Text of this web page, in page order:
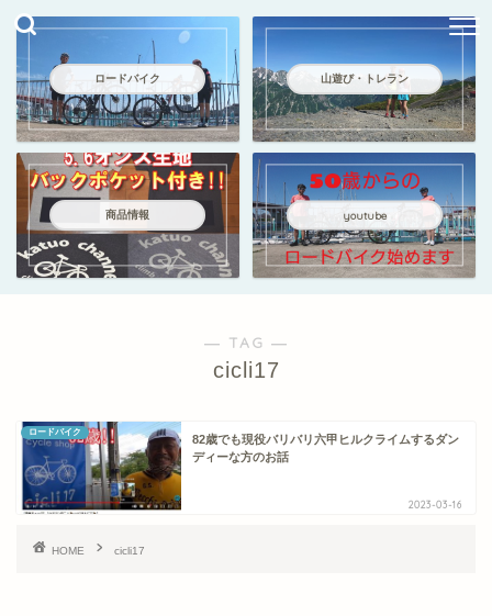
ロードバイク 山遊び・トレラン
商品情報 youtube
― TAG ―
cicli17
ロードバイク
82歳でも現役バリバリ六甲ヒルクライムするダン
ディーな方のお話
2023-03-16
HOME cicli17